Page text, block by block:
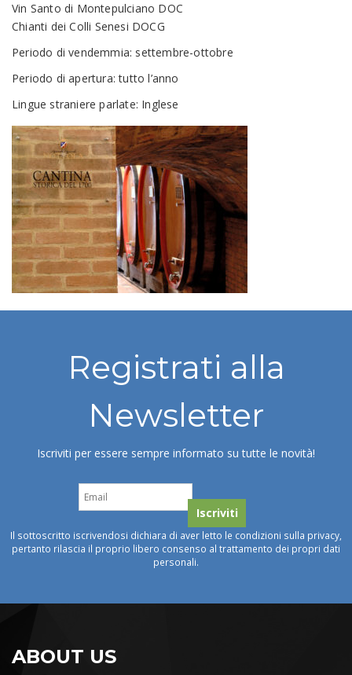
Vin Santo di Montepulciano DOC
Chianti dei Colli Senesi DOCG
Periodo di vendemmia: settembre-ottobre
Periodo di apertura: tutto l’anno
Lingue straniere parlate: Inglese
Registrati alla
Newsletter
Iscriviti per essere sempre informato su tutte le novità!
Il sottoscritto iscrivendosi dichiara di aver letto le condizioni sulla privacy,
pertanto rilascia il proprio libero consenso al trattamento dei propri dati
personali.
ABOUT US